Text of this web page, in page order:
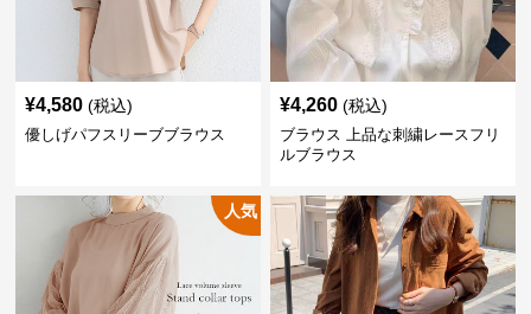
¥4,580 (税込)
優しげパフスリーブブラウス
¥4,260 (税込)
ブラウス 上品な刺繍レースフリ
ルブラウス
人気